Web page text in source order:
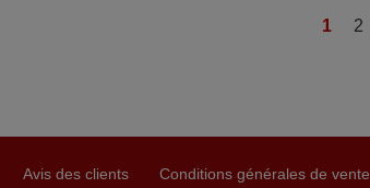
1 2
Avis des clients Conditions générales de vente